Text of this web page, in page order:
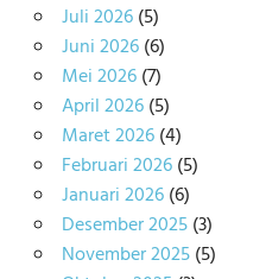
Juli 2026(5)
Juni 2026(6)
Mei 2026(7)
April 2026(5)
Maret 2026(4)
Februari 2026(5)
Januari 2026(6)
Desember 2025(3)
November 2025(5)